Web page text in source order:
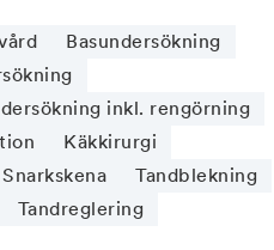
Basundersökning
inkl. rengörning
Käkkirurgi
Snarkskena
Tandblekning
Tandreglering